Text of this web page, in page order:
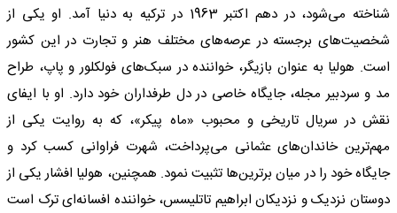
شناخته می‌شود، در دهم اکتبر 1963 در ترکیه به دنیا آمد. او یکی از
شخصیت‌های برجسته در عرصه‌های مختلف هنر و تجارت در این کشور
است. هولیا به عنوان بازیگر، خواننده در سبک‌های فولکلور و پاپ، طراح
مد و سردبیر مجله، جایگاه خاصی در دل طرفداران خود دارد. او با ایفای
نقش در سریال تاریخی و محبوب «ماه پیکر»، که به روایت یکی از
مهم‌ترین خاندان‌های عثمانی می‌پرداخت، شهرت فراوانی کسب کرد و
جایگاه خود را در میان برترین‌ها تثبیت نمود. همچنین، هولیا افشار یکی از
دوستان نزدیک و نزدیکان ابراهیم تاتلیسس، خواننده افسانه‌ای ترک است